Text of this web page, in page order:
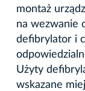
montaż
na wezwanie
defibrylator i
Użyty
wskazane